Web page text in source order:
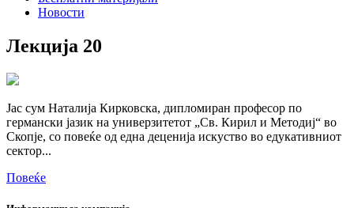
Новости
Лекција 20
Јас сум Наталија Кирковска, дипломиран професор по
германски јазик на универзитетот „Св. Кирил и Методиј“ во
Скопје, со повеќе од една деценија искуство во едукативниот
сектор...
Повеќе